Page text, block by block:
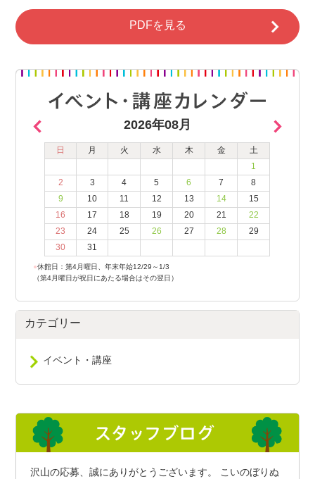
PDFを見る
2026年08月
日 月 火 水 木 金
土
1
2
3 4 5 6 7
8
9
10 11 12 13 14
15
16
17 18 19 20 21
22
23
24 25 26 27 28
29
30
31
●休館日：第4月曜日、年末年始12/29～1/3
（第4月曜日が祝日にあたる場合はその翌日）
カテゴリー
イベント・講座
沢山の応募、誠にありがとうございます。 こいのぼりぬ